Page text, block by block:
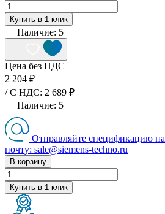
Купить в 1 клик
Наличие: 5
Цена без НДС
2 204 ₽
/ C НДС: 2 689 ₽
Наличие: 5
Отправляйте спецификацию на
почту: sale@siemens-techno.ru
В корзину
Купить в 1 клик